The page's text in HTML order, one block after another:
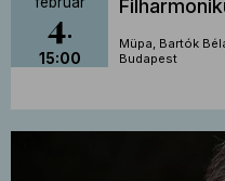
4
15:00
Müpa, Bartók
Budapest